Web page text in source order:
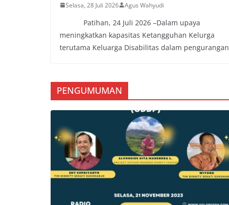
Selasa, 28 Juli 2026 Agus Wahyudi
Patihan, 24 Juli 2026 –Dalam upaya
meningkatkan kapasitas Ketangguhan Kelurga
terutama Keluarga Disabilitas dalam pengurangan
PENGUMUMAN